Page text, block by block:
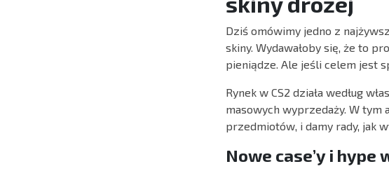
Dziś omówimy jedno z
skiny. Wydawałoby się, że to
pieniądze. Ale jeśli celem jest
Rynek w CS2 działa według
masowych wyprzedaży. W tym
przedmiotów, i damy rady, jak
Nowe case’y i hype